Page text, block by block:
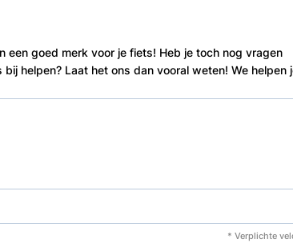
een goed merk voor je fiets! Heb je toch nog vragen
helpen? Laat het ons dan vooral weten! We helpen
* Verplichte